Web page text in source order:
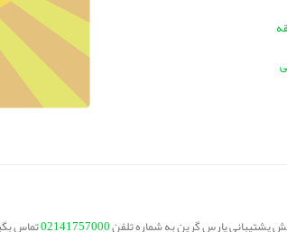
پشتیبانی پارس گرین به شماره تلفن02141757000تماس